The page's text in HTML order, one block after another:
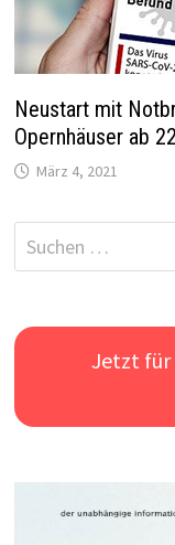
Neustart mit
Opernhäuser ab
März 4, 2021
Suchen
nach:
Jetzt für